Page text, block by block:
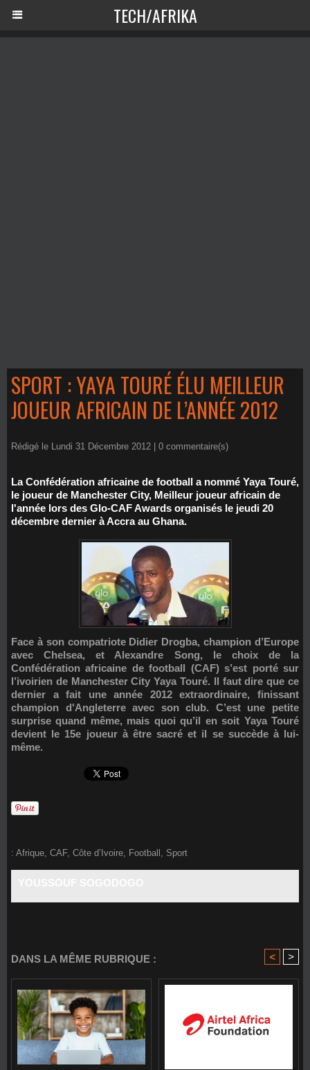
TECH/AFRIKA
SPORT : YAYA TOURÉ ÉLU MEILLEUR
JOUEUR AFRICAIN DE L’ANNÉE 2012
Rédigé le Lundi 31 Décembre 2012 | 0 commentaire(s)
La Confédération africaine de football a nommé Yaya Touré,
le joueur de Manchester City, Meilleur joueur africain de
l'année lors des Glo-CAF Awards organisés le jeudi 20
décembre dernier à Accra au Ghana.
Face à son compatriote Didier Drogba, champion d’Europe
avec Chelsea, et Alexandre Song, le choix de la
Confédération africaine de football (CAF) s’est porté sur
l’ivoirien de Manchester City Yaya Touré. Il faut dire que ce
dernier a fait une année 2012 extraordinaire, finissant
champion d'Angleterre avec son club. C’est une petite
surprise quand même, mais quoi qu’il en soit Yaya Touré
devient le 15e joueur à être sacré et il se succède à lui-
même.
: Afrique, CAF, Côte d’Ivoire, Football , Sport
DANS LA MÊME RUBRIQUE : < >